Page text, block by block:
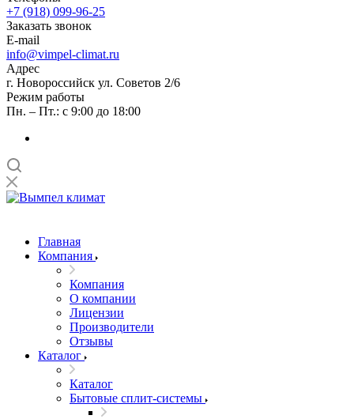
+7 (918) 099-96-25
Заказать звонок
E-mail
info@vimpel-climat.ru
Адрес
г. Новороссийск ул. Советов 2/6
Режим работы
Пн. – Пт.: с 9:00 до 18:00
Главная
Компания
Компания
О компании
Лицензии
Производители
Отзывы
Каталог
Каталог
Бытовые сплит-системы